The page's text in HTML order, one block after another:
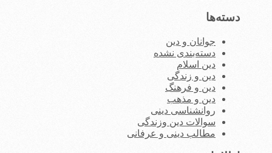
دسته‌ها
جوانان و دین
دسته‌بندی نشده
دین اسلام
دین و زندگی
دین و فرهنگ
دین و مذهب
روانشناسی دینی
سوالات دین وزندگی
مطالب دینی و عرفانی